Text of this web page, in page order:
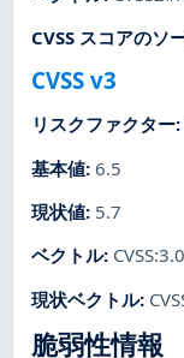
CVSS スコアのソ
CVSS v3
リスクファクター:
基本値:6.5
現状値: 5.7
ベクトル:
現状ベクトル:
脆弱性情報